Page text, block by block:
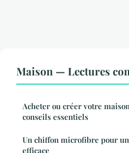
Maison — Lectures
Acheter ou créer votre
conseils essentiels
Un chiffon microfibre pour
efficace